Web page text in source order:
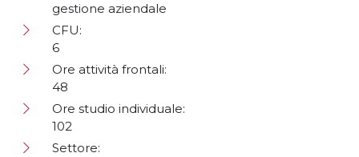
gestione aziendale
CFU:
6
Ore attività frontali:
48
Ore studio individuale:
102
Settore: